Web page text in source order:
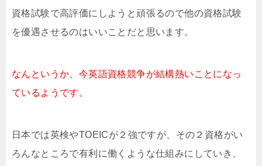
資格試験で高評価にしようと頑張るので他の資格試験
を優遇させるのはいいことだと思います。
なんというか、今英語資格競争が結構熱いことになっ
ているようです。
日本では英検やTOEICが２強ですが、その２資格がい
ろんなところで有利に働くような仕組みにしていき、